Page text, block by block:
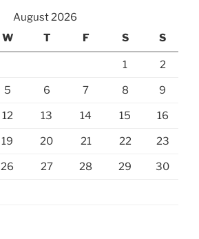
August 2026
W T F S S
1 2
5 6 7 8 9
12 13 14 15 16
19 20 21 22 23
26 27 28 29 30